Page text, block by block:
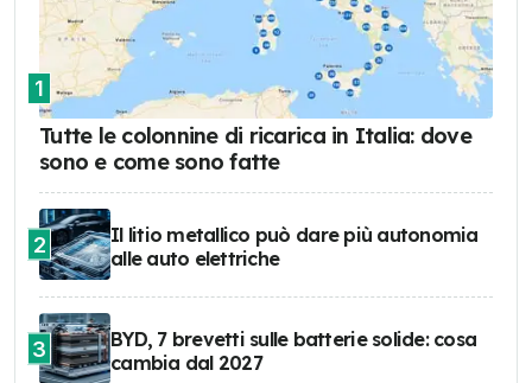
1
Tutte le colonnine di ricarica in Italia: dove
sono e come sono fatte
2
Il litio metallico può dare più autonomia
alle auto elettriche
3
BYD, 7 brevetti sulle batterie solide: cosa
cambia dal 2027